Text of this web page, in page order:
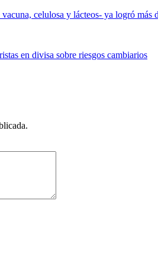
celulosa y lácteos- ya logró más
en divisa sobre riesgos cambiarios